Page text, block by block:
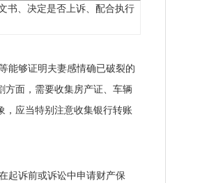
书、决定是否上诉、配合执行
能够证明夫妻感情确已破裂的
方面，需要收集房产证、车辆
，应当特别注意收集银行转账
起诉前或诉讼中申请财产保